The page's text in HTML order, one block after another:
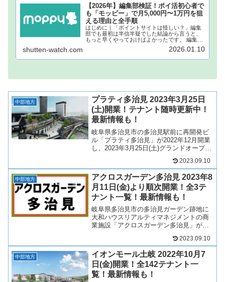
【2026年】編集部検証！ポイ活初心者で
も「モッピー」で月5,000円〜1万円を狙
える理由と全手順
はじめに｜「ポイントサイトは怪しい？」編集
部でも最初は半信半疑でした結論から言うと、
もっと早くやっておけばよかったです。 編集部
でもこれまで何度も「ポイ活」の広告を目にし
てきましたが、本当にお金になるの？個人情報
shutten-watch.com 2026.01.10
中部地方
プラティ多治見 2023年3月25日
(土)開業！テナント随時更新中！
最新情報も！
岐阜県多治見市の多治見駅前に再開発ビ
ル「プラティ多治見」が2022年12月開業
し、2023年3月25日(土)グランドオープ
年11月1日開通しました）分譲タワーマン
ション「ミッドライズタワー多治見」の
ほ...
2023.09.10
中部地方
アクロスガーデン多治見 2023年8
月11日(金)より順次開業！全3テ
ナント一覧！最新情報も！
岐阜県多治見市の多治見ガーデン跡地に
大和ハウスリアルティマネジメントの商
業施設「アクロスガーデン多治見」が
スギ薬局など、複数店舗が出店！テナン
トは？アクセスは？そういった最新情報
や求人情報も含め...
2023.09.10
中部地方
イオンモール土岐 2022年10月7
日(金)開業！全142テナント一
覧！最新情報も！